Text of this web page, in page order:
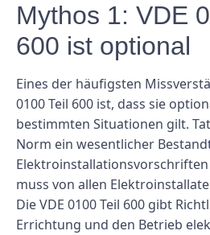
Mythos 1: VDE
600 ist optional
Eines der häufigsten
0100 Teil 600 ist, dass sie
bestimmten Situationen gilt.
Norm ein wesentlicher
muss von allen
Die VDE 0100 Teil 600 gibt
Errichtung und den Betrieb